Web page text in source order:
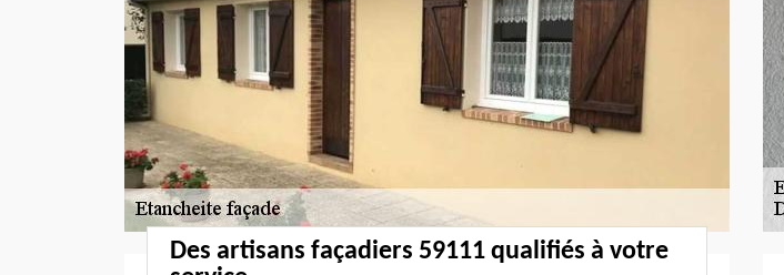
Des artisans façadiers 59111 qualifiés à votre